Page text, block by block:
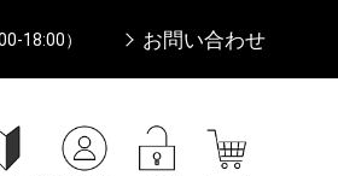
18:00） お問い合わせ